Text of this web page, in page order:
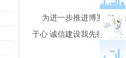
为进一步推进博罗县社会
于心 诚信建设我先行”宣